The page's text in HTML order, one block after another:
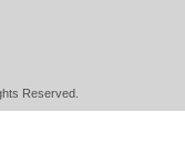
Reserved.